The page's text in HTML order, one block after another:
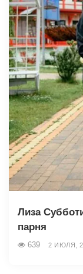
Лиза
парня
639 2 ИЮЛЯ,